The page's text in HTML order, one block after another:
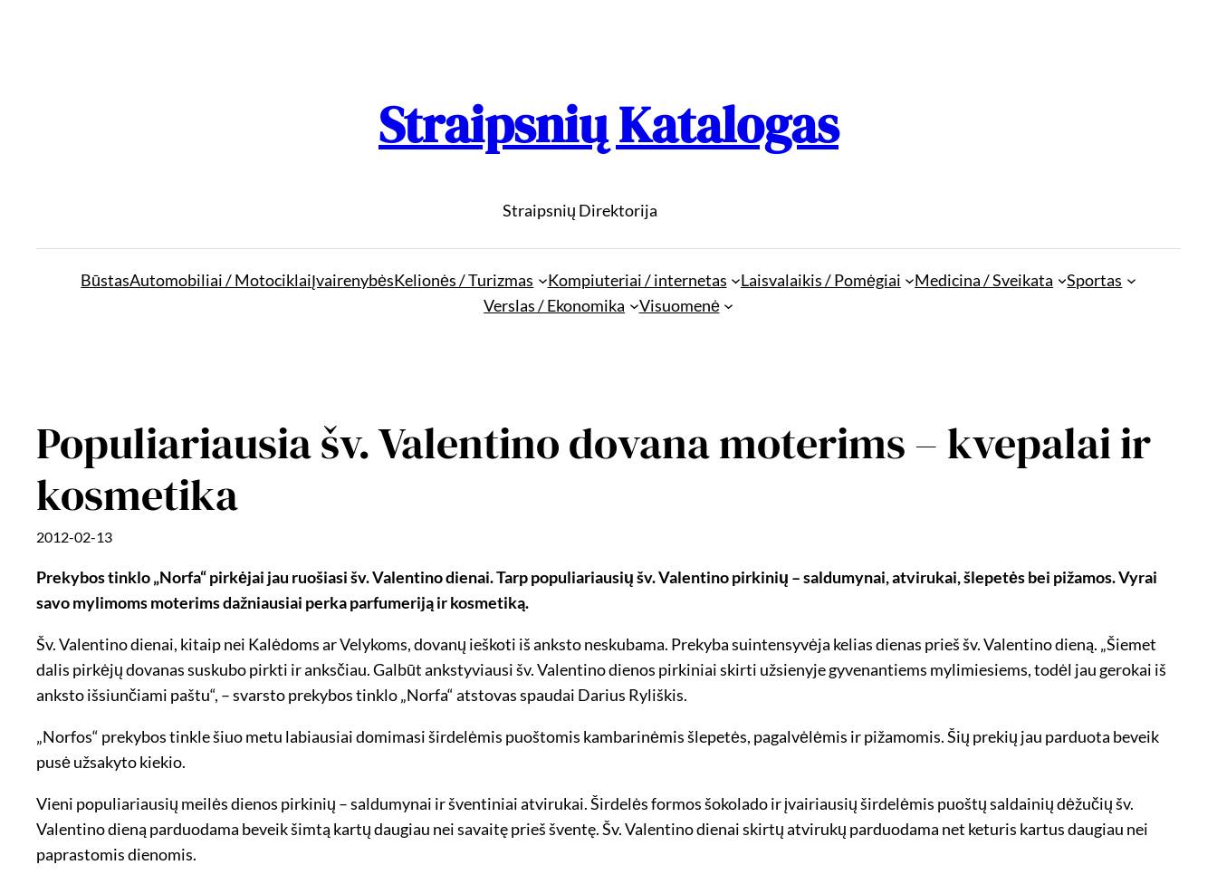
Straipsnių Katalogas
Straipsnių Direktorija
BūstasAutomobiliai / MotociklaiĮvairenybėsKelionės / Turizmas Kompiuteriai / internetas Laisvalaikis / Pomėgiai Medicina / Sveikata
Sportas
Verslas / Ekonomika
Visuomenė
Populiariausia šv. Valentino dovana moterims – kvepalai ir
kosmetika
2012-02-13
Prekybos tinklo „Norfa“ pirkėjai jau ruošiasi šv. Valentino dienai. Tarp populiariausių šv. Valentino pirkinių – saldumynai, atvirukai, šlepetės bei pižamos. Vyrai
savo mylimoms moterims dažniausiai perka parfumeriją ir kosmetiką.
Šv. Valentino dienai, kitaip nei Kalėdoms ar Velykoms, dovanų ieškoti iš anksto neskubama. Prekyba suintensyvėja kelias dienas prieš šv. Valentino dieną. „Šiemet
dalis pirkėjų dovanas suskubo pirkti ir anksčiau. Galbūt ankstyviausi šv. Valentino dienos pirkiniai skirti užsienyje gyvenantiems mylimiesiems, todėl jau gerokai iš
anksto išsiunčiami paštu“, – svarsto prekybos tinklo „Norfa“ atstovas spaudai Darius Ryliškis.
„Norfos“ prekybos tinkle šiuo metu labiausiai domimasi širdelėmis puoštomis kambarinėmis šlepetės, pagalvėlėmis ir pižamomis. Šių prekių jau parduota beveik
pusė užsakyto kiekio.
Vieni populiariausių meilės dienos pirkinių – saldumynai ir šventiniai atvirukai. Širdelės formos šokolado ir įvairiausių širdelėmis puoštų saldainių dėžučių šv.
Valentino dieną parduodama beveik šimtą kartų daugiau nei savaitę prieš šventę. Šv. Valentino dienai skirtų atvirukų parduodama net keturis kartus daugiau nei
paprastomis dienomis.